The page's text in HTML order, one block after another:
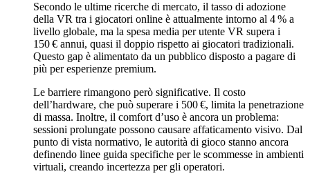
Secondo le ultime ricerche di mercato, il tasso di adozione
della VR tra i giocatori online è attualmente intorno al 4 % a
livello globale, ma la spesa media per utente VR supera i
150 € annui, quasi il doppio rispetto ai giocatori tradizionali.
Questo gap è alimentato da un pubblico disposto a pagare di
più per esperienze premium.
Le barriere rimangono però significative. Il costo
dell’hardware, che può superare i 500 €, limita la penetrazione
di massa. Inoltre, il comfort d’uso è ancora un problema:
sessioni prolungate possono causare affaticamento visivo. Dal
punto di vista normativo, le autorità di gioco stanno ancora
definendo linee guida specifiche per le scommesse in ambienti
virtuali, creando incertezza per gli operatori.